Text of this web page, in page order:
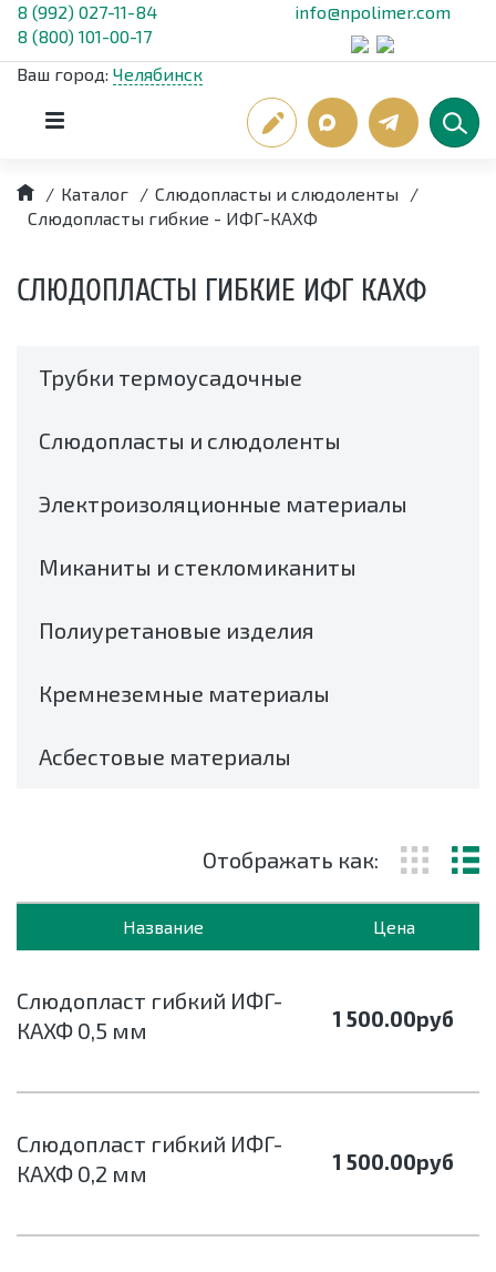
8 (992) 027-11-84
8 (800) 101-00-17
info@npolimer.com
Ваш город: Челябинск
/ Каталог / Слюдопласты и слюдоленты
/
Слюдопласты гибкие - ИФГ-КАХФ
СЛЮДОПЛАСТЫ ГИБКИЕ ИФГ КАХФ
Отображать как:
Название Цена
Cлюдопласт гибкий ИФГ-
КАХФ 0,5 мм
1 500.00руб
Cлюдопласт гибкий ИФГ-
КАХФ 0,2 мм
1 500.00руб
Трубки термоусадочные
Слюдопласты и слюдоленты
Электроизоляционные материалы
Миканиты и стекломиканиты
Полиуретановые изделия
Кремнеземные материалы
Асбестовые материалы